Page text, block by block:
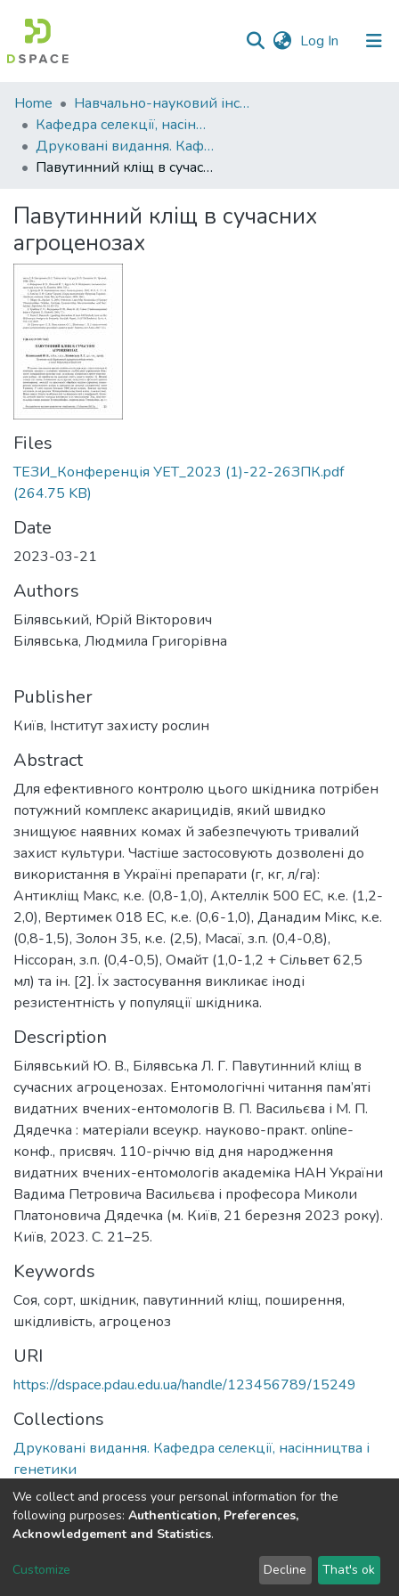
Log In (current)
Communities
&
Collections
All of DSpace
Statistics
Home
Навчально-науковий інститут агротехнологій, селекції та екології
Кафедра селекції, насінництва і генетики
Друковані видання. Кафедра селекції, насінництва і генетики
Павутинний кліщ в сучасних агроценозах
Павутинний кліщ в сучасних
агроценозах
Files
ТЕЗИ_Конференція УЕТ_2023 (1)-22-26ЗПК.pdf
(264.75 KB)
Date
2023-03-21
Authors
Білявський, Юрій Вікторович
Білявська, Людмила Григорівна
Publisher
Київ, Інститут захисту рослин
Abstract
Для ефективного контролю цього шкідника потрібен
потужний комплекс акарицидів, який швидко
знищуює наявних комах й забезпечують тривалий
захист культури. Частіше застосовують дозволені до
використання в Україні препарати (г, кг, л/га):
Антикліщ Макс, к.е. (0,8-1,0), Актеллік 500 ЕС, к.е. (1,2-
2,0), Вертимек 018 ЕС, к.е. (0,6-1,0), Данадим Мікс, к.е.
(0,8-1,5), Золон 35, к.е. (2,5), Масаї, з.п. (0,4-0,8),
Ніссоран, з.п. (0,4-0,5), Омайт (1,0-1,2 + Сільвет 62,5
мл) та ін. [2]. Їх застосування викликає іноді
резистентність у популяції шкідника.
Description
Білявський Ю. В., Білявська Л. Г. Павутинний кліщ в
сучасних агроценозах. Ентомологічні читання пам’яті
видатних вчених-ентомологів В. П. Васильєва і М. П.
Дядечка : матеріали всеукр. науково-практ. online-
конф., присвяч. 110-річчю від дня народження
видатних вчених-ентомологів академіка НАН України
Вадима Петровича Васильєва і професора Миколи
Платоновича Дядечка (м. Київ, 21 березня 2023 року).
Київ, 2023. С. 21–25.
Keywords
Соя, сорт, шкідник, павутинний кліщ, поширення,
шкідливість, агроценоз
URI
https://dspace.pdau.edu.ua/handle/123456789/15249
Collections
Друковані видання. Кафедра селекції, насінництва і
генетики
Full item page
DSpace software copyright © 2002-2026 LYRASIS
Send Feedback
We collect and process your personal information for the
following purposes: Authentication, Preferences,
Acknowledgement and Statistics.
Customize Decline That's ok